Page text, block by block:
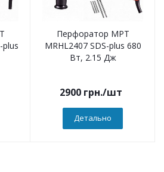
plus
Перфоратор MPT
MRHL2407 SDS-plus 680
Вт, 2.15 Дж
2900грн./шт
Детально